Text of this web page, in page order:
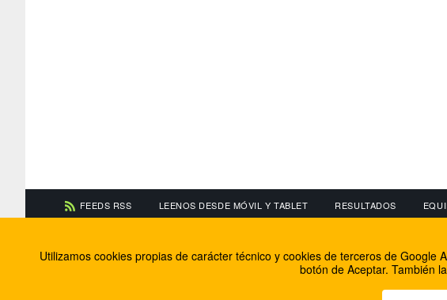
FEEDS RSS LEENOS DESDE MÓVIL Y TABLET RESULTADOS
Información de contacto
El equipo de FútbolBalear
Soluciones Corporativas IP
Utilizamos cookies propias de carácter técnico y cookies de terceros de
botón de Aceptar. También